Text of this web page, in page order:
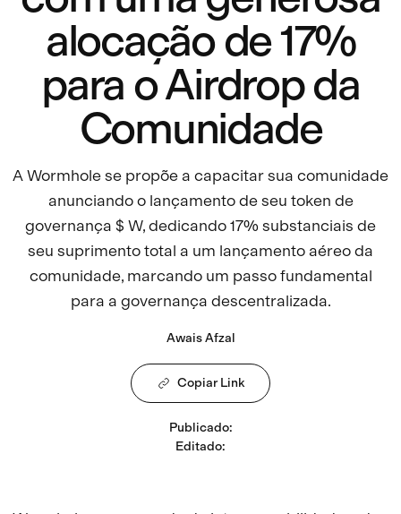
alocação de 17%
para o Airdrop da
Comunidade
A Wormhole se propõe a capacitar sua comunidade
anunciando o lançamento de seu token de
governança $ W, dedicando 17% substanciais de
seu suprimento total a um lançamento aéreo da
comunidade, marcando um passo fundamental
para a governança descentralizada.
Awais Afzal
Copiar Link
Publicado:
Editado: